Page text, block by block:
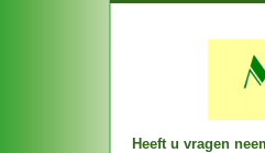
Heeft u vragen